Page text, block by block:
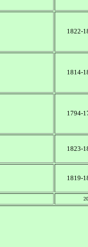
1822-
1814-
1794-
1823-
1819-